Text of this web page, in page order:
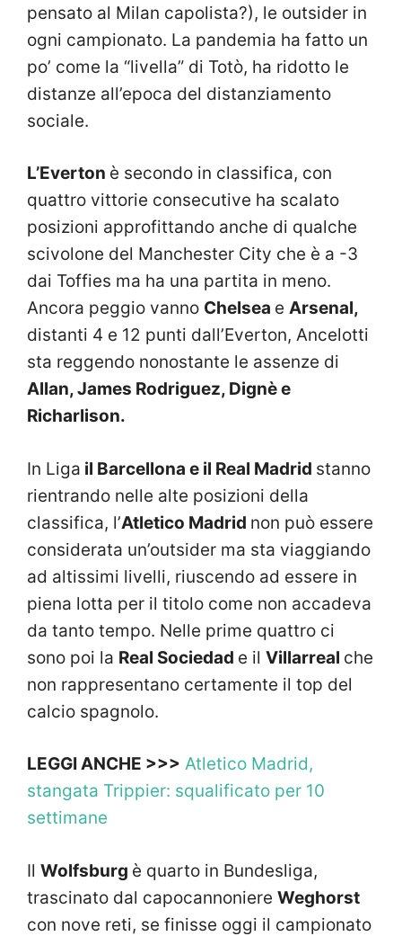
pensato al Milan capolista?), le outsider in
ogni campionato. La pandemia ha fatto un
po’ come la “livella” di Totò, ha ridotto le
distanze all’epoca del distanziamento
sociale.
L’Everton è secondo in classifica, con
quattro vittorie consecutive ha scalato
posizioni approfittando anche di qualche
scivolone del Manchester City che è a -3
dai Toffies ma ha una partita in meno.
Ancora peggio vanno Chelsea e Arsenal,
distanti 4 e 12 punti dall’Everton, Ancelotti
sta reggendo nonostante le assenze di
Allan, James Rodriguez, Dignè e
Richarlison.
In Liga il Barcellona e il Real Madrid stanno
rientrando nelle alte posizioni della
classifica, l’Atletico Madrid non può essere
considerata un’outsider ma sta viaggiando
ad altissimi livelli, riuscendo ad essere in
piena lotta per il titolo come non accadeva
da tanto tempo. Nelle prime quattro ci
sono poi la Real Sociedad e il Villarreal che
non rappresentano certamente il top del
calcio spagnolo.
LEGGI ANCHE >>> Atletico Madrid,
stangata Trippier: squalificato per 10
settimane
Il Wolfsburg è quarto in Bundesliga,
trascinato dal capocannoniere Weghorst
con nove reti, se finisse oggi il campionato